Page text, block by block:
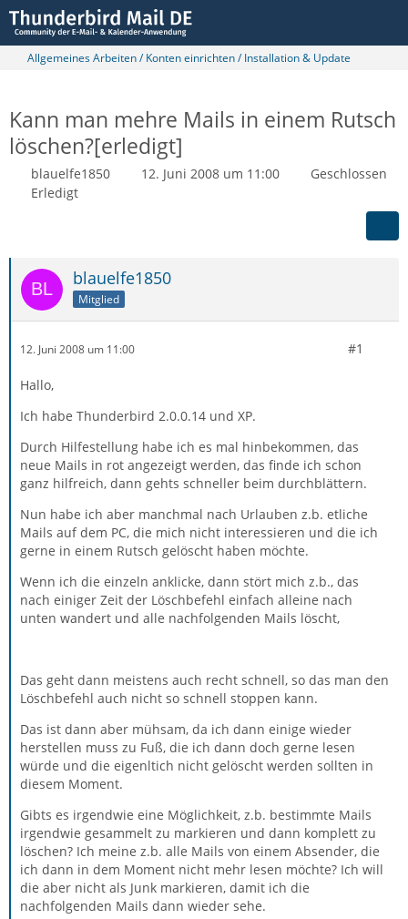
Allgemeines Arbeiten / Konten einrichten / Installation & Update
Kann man mehre Mails in einem Rutsch
löschen?[erledigt]
blauelfe1850 12. Juni 2008 um 11:00
Geschlossen
Erledigt
blauelfe1850
Mitglied
12. Juni 2008 um 11:00 #1
Hallo,
Ich habe Thunderbird 2.0.0.14 und XP.
Durch Hilfestellung habe ich es mal hinbekommen, das
neue Mails in rot angezeigt werden, das finde ich schon
ganz hilfreich, dann gehts schneller beim durchblättern.
Nun habe ich aber manchmal nach Urlauben z.b. etliche
Mails auf dem PC, die mich nicht interessieren und die ich
gerne in einem Rutsch gelöscht haben möchte.
Wenn ich die einzeln anklicke, dann stört mich z.b., das
nach einiger Zeit der Löschbefehl einfach alleine nach
unten wandert und alle nachfolgenden Mails löscht,
Das geht dann meistens auch recht schnell, so das man den
Löschbefehl auch nicht so schnell stoppen kann.
Das ist dann aber mühsam, da ich dann einige wieder
herstellen muss zu Fuß, die ich dann doch gerne lesen
würde und die eigenltich nicht gelöscht werden sollten in
diesem Moment.
Gibts es irgendwie eine Möglichkeit, z.b. bestimmte Mails
irgendwie gesammelt zu markieren und dann komplett zu
löschen? Ich meine z.b. alle Mails von einem Absender, die
ich dann in dem Moment nicht mehr lesen möchte? Ich will
die aber nicht als Junk markieren, damit ich die
nachfolgenden Mails dann wieder sehe.